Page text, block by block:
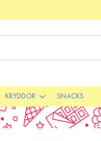
KRYDDOR SNACKS